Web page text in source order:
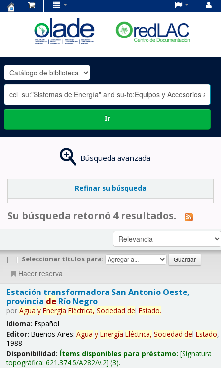
OLADE
-
Ir
Búsqueda avanzada
Refinar su búsqueda
Su búsqueda retornó 4 resultados.
| | Seleccionar títulos para:
Hacer reserva
Estación transformadora San Antonio Oeste,
provincia deRío Negro
por Agua y Energía Eléctrica, Sociedad del Estado.
Idioma: Español
Editor: Buenos Aires: Agua y Energía Eléctrica, Sociedad del Estado,
1988
Disponibilidad: Ítems disponibles para préstamo: Signatura
topográfica: 621.374.5/A282/v.2 (3).